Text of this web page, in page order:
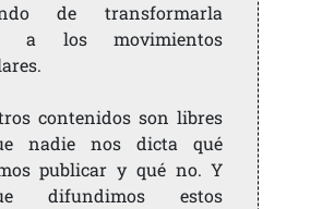
de transformarla
a los movimientos
contenidos son libres
nadie nos dicta qué
publicar y qué no. Y
difundimos estos